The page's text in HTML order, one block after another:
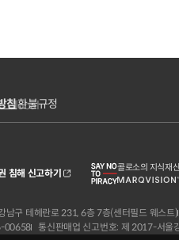
침환불규정
침해 신고하기
콜로소의 지식재
Global
남구 테헤란로 231, 6층 7층(센터필드 웨스트)
00658 통신판매업 신고번호: 제 2017-서울